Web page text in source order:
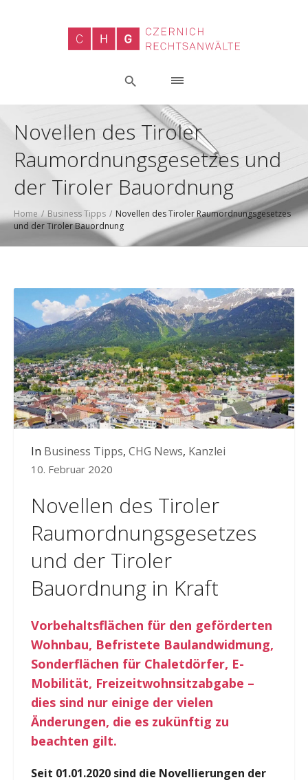
Novellen des Tiroler
Raumordnungsgesetzes und
der Tiroler Bauordnung
Home / Business Tipps / Novellen des Tiroler Raumordnungsgesetzes
und der Tiroler Bauordnung
In Business Tipps, CHG News, Kanzlei
10. Februar 2020
Novellen des Tiroler
Raumordnungsgesetzes
und der Tiroler
Bauordnung in Kraft
Vorbehaltsflächen für den geförderten
Wohnbau, Befristete Baulandwidmung,
Sonderflächen für Chaletdörfer, E-
Mobilität, Freizeitwohnsitzabgabe –
dies sind nur einige der vielen
Änderungen, die es zukünftig zu
beachten gilt.
Seit 01.01.2020 sind die Novellierungen der